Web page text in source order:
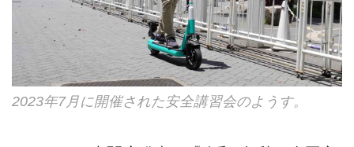
2023年7月に開催された安全講習会のようす。